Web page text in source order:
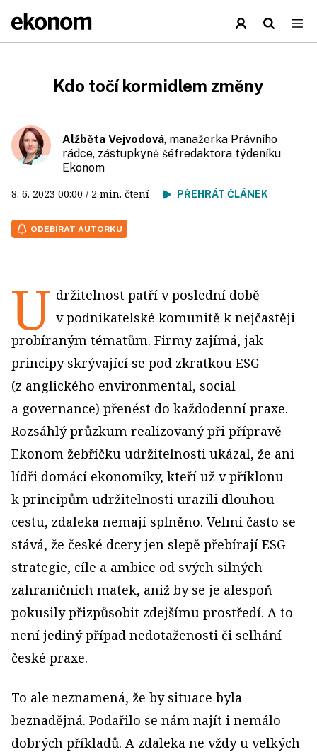
Kdo točí kormidlem změny
Alžběta Vejvodová, manažerka Právního
rádce, zástupkyně šéfredaktora týdeníku
Ekonom
8. 6. 2023 00:00 / 2 min. čtení PŘEHRÁT ČLÁNEK
ODEBÍRAT AUTORKU
U držitelnost patří v poslední době
v podnikatelské komunitě k nejčastěji
probíraným tématům. Firmy zajímá, jak
principy skrývající se pod zkratkou ESG
(z anglického environmental, social
a governance) přenést do každodenní praxe.
Rozsáhlý průzkum realizovaný při přípravě
Ekonom žebříčku udržitelnosti ukázal, že ani
lídři domácí ekonomiky, kteří už v příklonu
k principům udržitelnosti urazili dlouhou
cestu, zdaleka nemají splněno. Velmi často se
stává, že české dcery jen slepě přebírají ESG
strategie, cíle a ambice od svých silných
zahraničních matek, aniž by se je alespoň
pokusily přizpůsobit zdejšímu prostředí. A to
není jediný případ nedotaženosti či selhání
české praxe.
To ale neznamená, že by situace byla
beznadějná. Podařilo se nám najít i nemálo
dobrých příkladů. A zdaleka ne vždy u velkých